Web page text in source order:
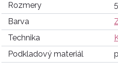
Rozmery
Barva
Technika
Podkladový materiál